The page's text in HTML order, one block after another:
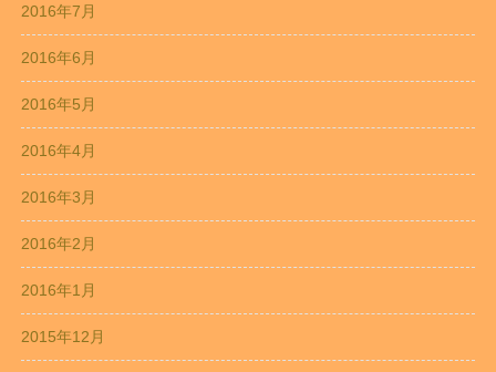
2016年7月
2016年6月
2016年5月
2016年4月
2016年3月
2016年2月
2016年1月
2015年12月